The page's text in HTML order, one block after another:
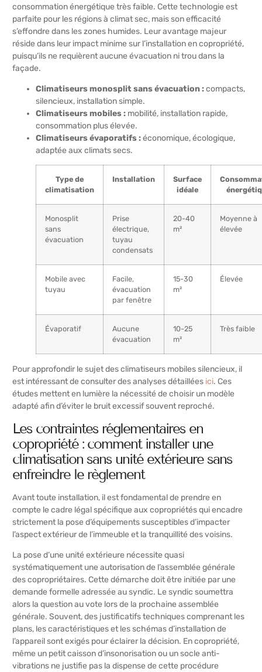
consommation énergétique très faible. Cette technologie est
parfaite pour les régions à climat sec, mais son efficacité
s’effondre dans les zones humides. Leur avantage majeur
réside dans leur impact minime sur l’installation en copropriété,
puisqu’ils ne requièrent aucune évacuation ni trou dans la
façade.
Climatiseurs monosplit sans évacuation :compacts,
silencieux, installation simple.
Climatiseurs mobiles : mobilité, installation rapide,
consommation plus élevée.
Climatiseurs évaporatifs :économique, écologique,
adaptée aux climats secs.
Type de
climatisation
Installation
Surface
idéale
Monosplit
sans
évacuation
Prise
électrique,
tuyau
condensats
20-40
m²
Moyenne à
élevée
Mobile avec
tuyau
Facile,
évacuation
par fenêtre
15-30
m²
Élevée
Évaporatif
Aucune
évacuation
10-25
m²
Très faible
Pour approfondir le sujet des climatiseurs mobiles silencieux, il
est intéressant de consulter des analyses détaillées ici. Ces
études mettent en lumière la nécessité de choisir un modèle
adapté afin d’éviter le bruit excessif souvent reproché.
Les contraintes réglementaires en
copropriété : comment installer une
climatisation sans unité extérieure sans
enfreindre le règlement
Avant toute installation, il est fondamental de prendre en
compte le cadre légal spécifique aux copropriétés qui encadre
strictement la pose d’équipements susceptibles d’impacter
l’aspect extérieur de l’immeuble et la tranquillité des voisins.
La pose d’une unité extérieure nécessite quasi
systématiquement une autorisation de l’assemblée générale
des copropriétaires. Cette démarche doit être initiée par une
demande formelle adressée au syndic. Le syndic soumettra
alors la question au vote lors de la prochaine assemblée
générale. Souvent, des justificatifs techniques comprenant les
plans, les caractéristiques et les schémas d’installation de
l’appareil sont exigés pour éclairer la décision. En copropriété,
même un petit caisson d’insonorisation ou un socle anti-
vibrations ne justifie pas la dispense de cette procédure